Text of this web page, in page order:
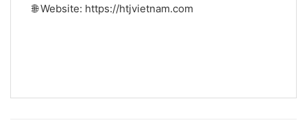
🌐 Website: https://htjvietnam.com